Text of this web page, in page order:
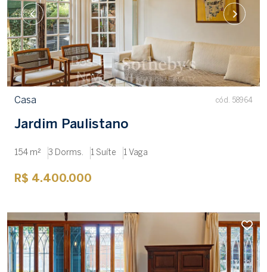
Casa cód. 58964
Jardim Paulistano
154 m² 3 Dorms. 1 Suíte 1 Vaga
R$ 4.400.000